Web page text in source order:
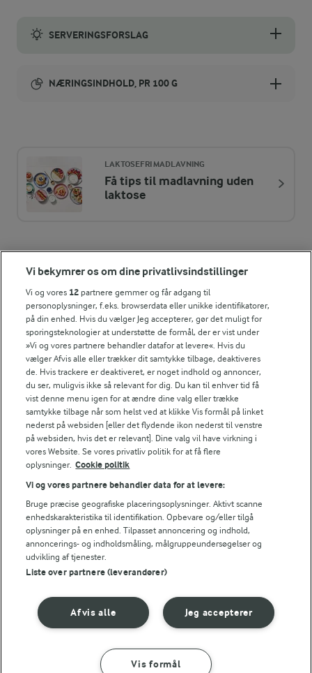
SERVERINGSFORSLAG
NÆRINGSINDHOLD, PR 100 G
Energifordeling
Fiber:
3,3 g
Protein:
4,1 g
Fedt:
5,1 g
Kulhydrat:
7,3 g
LAKTOSEFRI MADLAVNING
Få tips til madlavning uden
laktose
Andre gode forslag
30 MIN
Karbonader med
ærter og
gulerødder
(330)
TJEK RÅVAREKALENDEREN
Hvilke danske råvarer er i
sæson lige nu?
Vi bekymrer os om dine privatlivsindstillinger
Vi og vores 12 partnere gemmer og får adgang til
personoplysninger, f.eks. browserdata eller unikke identifikatorer,
på din enhed. Hvis du vælger Jeg accepterer, gør det muligt for
sporingsteknologier at understøtte de formål, der er vist under
»Vi og vores partnere behandler datafor at levere«. Hvis du
vælger Afvis alle eller trækker dit samtykke tilbage, deaktiveres
de. Hvis trackere er deaktiveret, er noget indhold og annoncer,
du ser, muligvis ikke så relevant for dig. Du kan til enhver tid få
vist denne menu igen for at ændre dine valg eller trække
samtykke tilbage når som helst ved at klikke Vis formål på linket
nederst på websiden [eller det flydende ikon nederst til venstre
på websiden, hvis det er relevant]. Dine valg vil have virkning i
vores Website. Se vores privatliv politik for at få flere
oplysninger. Cookie politik
Vi og vores partnere behandler data for at levere:
Bruge præcise geografiske placeringsoplysninger. Aktivt scanne
enhedskarakteristika til identifikation. Opbevare og/eller tilgå
oplysninger på en enhed. Tilpasset annoncering og indhold,
annoncerings- og indholdsmåling, målgruppeundersøgelser og
udvikling af tjenester.
Liste over partnere (leverandører)
Jeg accepterer
Afvis alle
Vis formål